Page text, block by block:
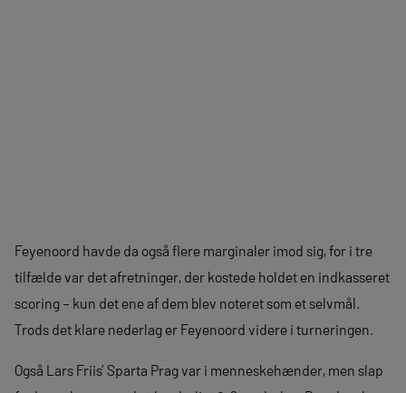
Feyenoord havde da også flere marginaler imod sig, for i tre
tilfælde var det afretninger, der kostede holdet en indkasseret
scoring – kun det ene af dem blev noteret som et selvmål.
Trods det klare nederlag er Feyenoord videre i turneringen.
Også Lars Friis’ Sparta Prag var i menneskehænder, men slap